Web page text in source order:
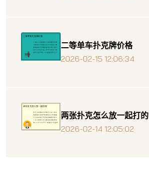
二等单车扑克牌价格
2026-02-15 12:06:34
两张扑克怎么放一起打的
2026-02-14 12:05:02